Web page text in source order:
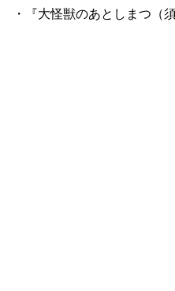
・『大怪獣のあとしまつ（